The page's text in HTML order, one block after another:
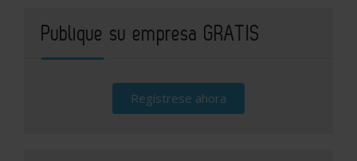
Publique su empresa GRATIS
Regístrese ahora